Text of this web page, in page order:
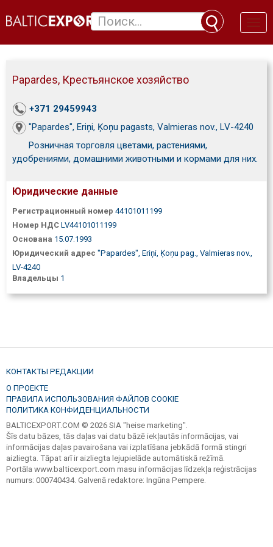
Papardes, Крестьянское хозяйство
+371 29459943
"Papardes", Eriņi, Ķoņu pagasts, Valmieras nov., LV-4240
Розничная торговля цветами, растениями,
удобрениями, домашними животными и кормами для них.
Юридические данные
Регистрационный номер 44101011199
Номер НДС LV44101011199
Основана 15.07.1993
Юридический адрес "Papardes", Eriņi, Ķoņu pag., Valmieras nov.,
LV-4240
Владельцы 1
КОНТАКТЫ РЕДАКЦИИ
О ПРОЕКТЕ
ПРАВИЛА ИСПОЛЬЗОВАНИЯ ФАЙЛОВ COOKIE
ПОЛИТИКА КОНФИДЕНЦИАЛЬНОСТИ
BALTICEXPORT.COM © 2026 SIA "heise marketing".
Šīs datu bāzes, tās daļas vai datu bāzē iekļautās informācijas, vai
informācijas daļas pavairošana vai izplatīšana jebkādā formā stingri
aizliegta. Tāpat arī ir aizliegta lejupielāde automātiskā režīmā.
Portāla www.balticexport.com masu informācijas līdzekļa reģistrācijas
numurs: 000740434. Galvenā redaktore: Ingūna Pempere.